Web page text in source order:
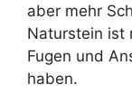
aber mehr
Naturstein ist
Fugen und
haben.